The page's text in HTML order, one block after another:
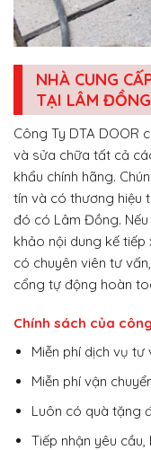
NHÀ CUNG
TẠI LÂM ĐỒNG
Công Ty DTA DOOR
và sửa chữa tất cả
khẩu chính hãng.
tín và có thương hiệu
đó có Lâm Đồng.
khảo nội dung kế tiếp
có chuyên viên tư
cổng tự động hoàn
Chính sách của
Miễn phí dịch vụ
Miễn phí vận
Luôn có quà tặng
Tiếp nhận yêu